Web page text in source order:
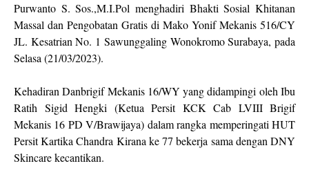
Purwanto S. Sos.,M.I.Pol menghadiri Bhakti Sosial Khitanan
Massal dan Pengobatan Gratis di Mako Yonif Mekanis 516/CY
JL. Kesatrian No. 1 Sawunggaling Wonokromo Surabaya, pada
Selasa (21/03/2023).
Kehadiran Danbrigif Mekanis 16/WY yang didampingi oleh Ibu
Ratih Sigid Hengki (Ketua Persit KCK Cab LVIII Brigif
Mekanis 16 PD V/Brawijaya) dalam rangka memperingati HUT
Persit Kartika Chandra Kirana ke 77 bekerja sama dengan DNY
Skincare kecantikan.